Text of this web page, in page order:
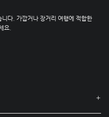
다. 가깝거나 장거리 여행에 적합한
요.